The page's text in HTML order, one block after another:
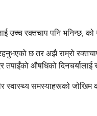
रक्तचाप पनि भनिन्छ,
छ तर अझै राम्रो
तपाईंको औषधिको
स्वास्थ्य समस्याहरूको